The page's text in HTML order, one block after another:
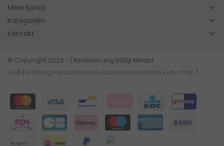
Mein konto
Kategorien
Kontakt
© Copyright 2026 - | Realisierung InStijl Media
AGB
Haftungsausschluss Datenschutzrichtlinie site map